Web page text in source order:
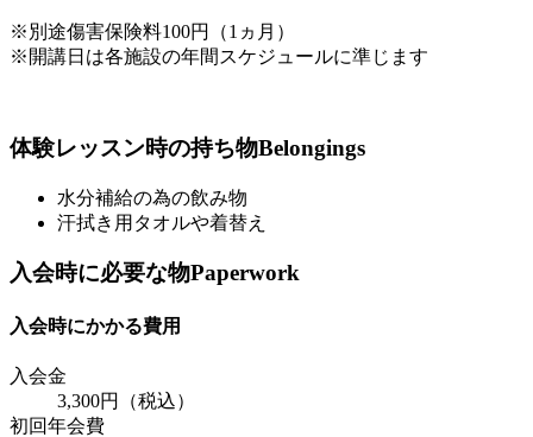
※別途傷害保険料100円（1ヵ月）
※開講日は各施設の年間スケジュールに準じます
体験レッスン時の持ち物Belongings
水分補給の為の飲み物
汗拭き用タオルや着替え
入会時に必要な物Paperwork
入会時にかかる費用
入会金
3,300円（税込）
初回年会費